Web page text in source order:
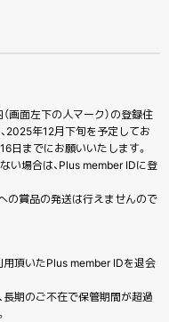
画面左下の人マーク）の登録住
2025年12月下旬を予定してお
日までにお願いいたします。
い場合は、Plus member IDに登
の賞品の発送は行えませんので
用頂いたPlus member IDを退会
長期のご不在で保管期間が超過